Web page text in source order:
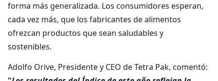
forma más generalizada. Los consumidores esperan,
cada vez más, que los fabricantes de alimentos
ofrezcan productos que sean saludables y
sostenibles.
Adolfo Orive, Presidente y CEO de Tetra Pak, comentó: